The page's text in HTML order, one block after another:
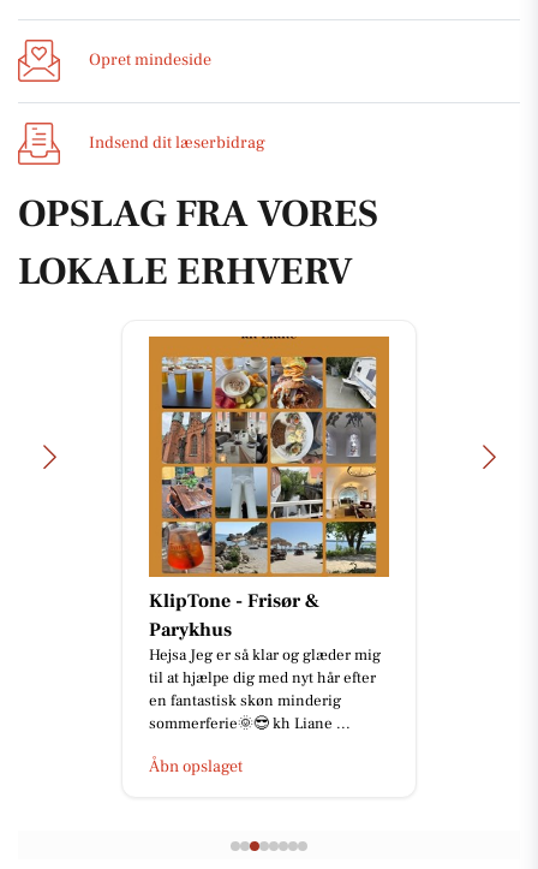
Opret mindeside
Indsend dit læserbidrag
OPSLAG FRA VORES
LOKALE ERHVERV
KlipTone - Frisør &
Parykhus
Hejsa Jeg er så klar og glæder mig
til at hjælpe dig med nyt hår efter
en fantastisk skøn minderig
sommerferie🌞😎 kh Liane ...
Åbn opslaget